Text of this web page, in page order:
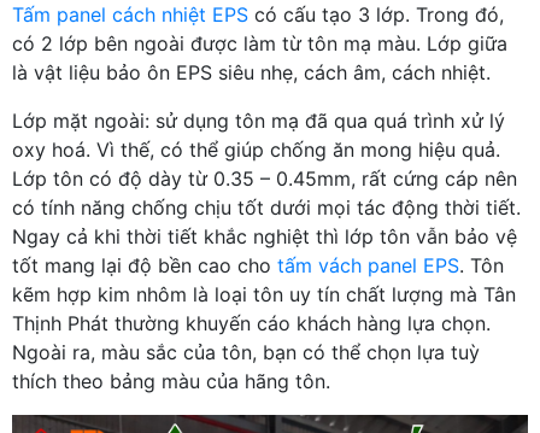
Tấm panel cách nhiệt EPS có cấu tạo 3 lớp. Trong đó,
có 2 lớp bên ngoài được làm từ tôn mạ màu. Lớp giữa
là vật liệu bảo ôn EPS siêu nhẹ, cách âm, cách nhiệt.
Lớp mặt ngoài: sử dụng tôn mạ đã qua quá trình xử lý
oxy hoá. Vì thế, có thể giúp chống ăn mong hiệu quả.
Lớp tôn có độ dày từ 0.35 – 0.45mm, rất cứng cáp nên
có tính năng chống chịu tốt dưới mọi tác động thời tiết.
Ngay cả khi thời tiết khắc nghiệt thì lớp tôn vẫn bảo vệ
tốt mang lại độ bền cao cho tấm vách panel EPS. Tôn
kẽm hợp kim nhôm là loại tôn uy tín chất lượng mà Tân
Thịnh Phát thường khuyến cáo khách hàng lựa chọn.
Ngoài ra, màu sắc của tôn, bạn có thể chọn lựa tuỳ
thích theo bảng màu của hãng tôn.